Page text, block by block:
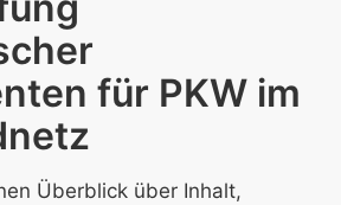
für PKW im
Überblick über Inhalt,